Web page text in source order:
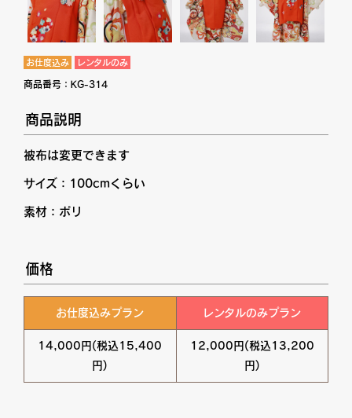
お仕度込み レンタルのみ
商品番号： KG-314
商品説明
被布は変更できます
サイズ：100cmくらい
素材：ポリ
価格
お仕度込みプラン
14,000円(税込15,400
円)
レンタルのみプラン
12,000円(税込13,200
円)